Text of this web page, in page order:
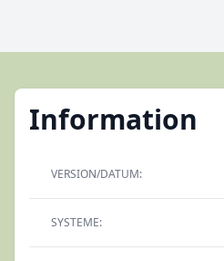
Information
VERSION/DATUM:
SYSTEME: